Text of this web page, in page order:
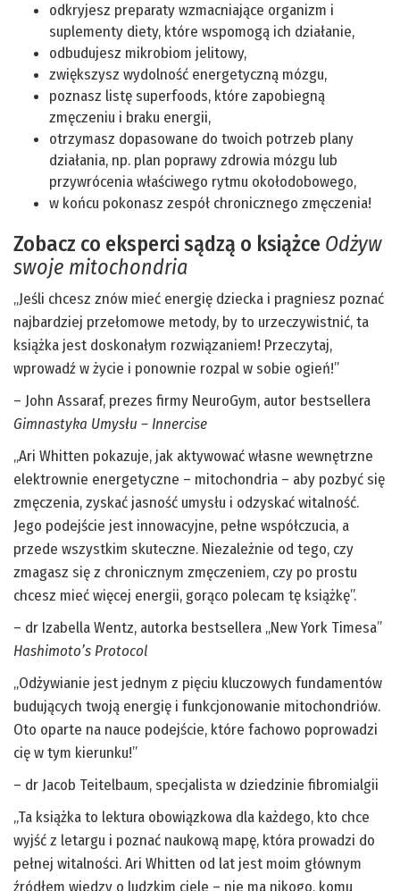
odkryjesz preparaty wzmacniające organizm i
suplementy diety, które wspomogą ich działanie,
odbudujesz mikrobiom jelitowy,
zwiększysz wydolność energetyczną mózgu,
poznasz listę superfoods, które zapobiegną
zmęczeniu i braku energii,
otrzymasz dopasowane do twoich potrzeb plany
działania, np. plan poprawy zdrowia mózgu lub
przywrócenia właściwego rytmu okołodobowego,
w końcu pokonasz zespół chronicznego zmęczenia!
Zobacz co eksperci sądzą o książce Odżyw
swoje mitochondria
„Jeśli chcesz znów mieć energię dziecka i pragniesz poznać
najbardziej przełomowe metody, by to urzeczywistnić, ta
książka jest doskonałym rozwiązaniem! Przeczytaj,
wprowadź w życie i ponownie rozpal w sobie ogień!”
– John Assaraf, prezes firmy NeuroGym, autor bestsellera
Gimnastyka Umysłu – Innercise
„Ari Whitten pokazuje, jak aktywować własne wewnętrzne
elektrownie energetyczne – mitochondria – aby pozbyć się
zmęczenia, zyskać jasność umysłu i odzyskać witalność.
Jego podejście jest innowacyjne, pełne współczucia, a
przede wszystkim skuteczne. Niezależnie od tego, czy
zmagasz się z chronicznym zmęczeniem, czy po prostu
chcesz mieć więcej energii, gorąco polecam tę książkę”.
– dr Izabella Wentz, autorka bestsellera „New York Timesa”
Hashimoto’s Protocol
„Odżywianie jest jednym z pięciu kluczowych fundamentów
budujących twoją energię i funkcjonowanie mitochondriów.
Oto oparte na nauce podejście, które fachowo poprowadzi
cię w tym kierunku!”
– dr Jacob Teitelbaum, specjalista w dziedzinie fibromialgii
„Ta książka to lektura obowiązkowa dla każdego, kto chce
wyjść z letargu i poznać naukową mapę, która prowadzi do
pełnej witalności. Ari Whitten od lat jest moim głównym